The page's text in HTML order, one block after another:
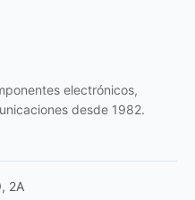
electrónicos,
desde 1982.
2A